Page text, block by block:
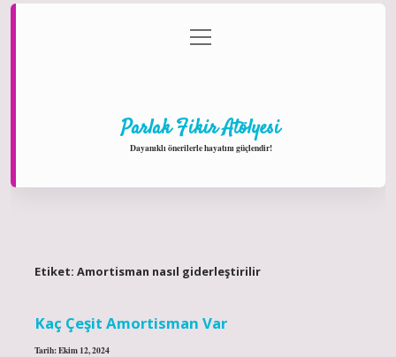
Gizlilik Politikası
menüyü
aç
Parlak Fikir Atölyesi
Dayanıklı önerilerle hayatını güçlendir!
Etiket: Amortisman nasıl giderleştirilir
Kaç Çeşit Amortisman Var
Tarih: Ekim 12, 2024